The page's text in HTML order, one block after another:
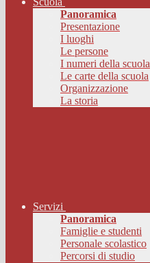
Panoramica
Presentazione
I luoghi
Le persone
I numeri della scuola
Le carte della scuola
Organizzazione
La storia
Servizi
Panoramica
Famiglie e studenti
Personale scolastico
Percorsi di studio